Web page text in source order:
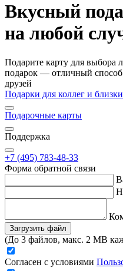
Вкусный
на любой
Подарите карту для
подарок — отличный способ
друзей
Подарки для коллег и
Подарочные карты
Поддержка
+7 (495) 783-48-33
Форма обратной связи
Загрузить файл
(До 3 файлов, макс. 2 MB
Согласен с условиями